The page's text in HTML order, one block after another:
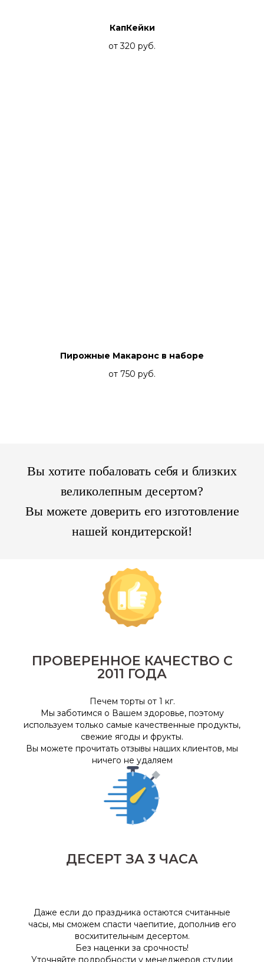
КапКейки
от 320 руб.
Пирожные Макаронс в наборе
от 750 руб.
Вы хотите побаловать себя и близких
великолепным десертом?
Вы можете доверить его изготовление
нашей кондитерской!
ПРОВЕРЕННОЕ КАЧЕСТВО С
2011 ГОДА
Печем торты от 1 кг.
Мы заботимся о Вашем здоровье, поэтому
используем только самые качественные продукты,
свежие ягоды и фрукты.
Вы можете прочитать отзывы наших клиентов, мы
ничего не удаляем
ДЕСЕРТ ЗА 3 ЧАСА
Даже если до праздника остаются считанные
часы, мы сможем спасти чаепитие, дополнив его
восхитительным десертом.
Без наценки за срочность!